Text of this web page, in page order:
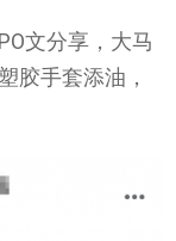
文分享，大马
胶手套添油，